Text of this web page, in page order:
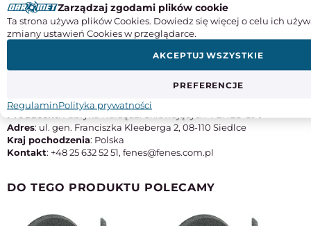
Długość
2925 mm
Adres: ul. gen. Franciszka Kleeberga 2, 08-110 Siedlce
Kraj pochodzenia: Polska
Kontakt: +48 25 632 52 51, fenes@fenes.com.pl
DO TEGO PRODUKTU POLECAMY
Zarządzaj zgodami plików cookie
Ta strona używa plików Cookies. Dowiedz się więcej o celu ich
zmiany ustawień Cookies w przeglądarce.
PREFERENCJE
AKCEPTUJ WSZYSTKIE
RegulaminPolityka prywatności